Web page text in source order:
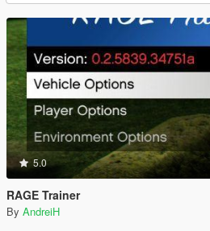
5.0
RAGE Trainer
By AndreiH